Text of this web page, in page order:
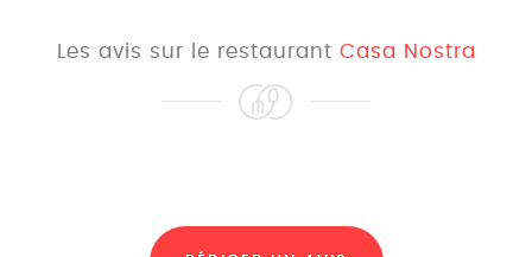
Les avis sur le restaurant Casa Nostra